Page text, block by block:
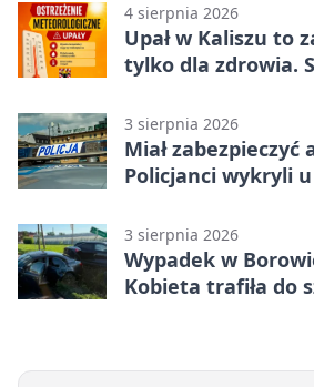
4 sierpnia 2026
Upał w Kaliszu to
tylko dla zdrowia.
3 sierpnia 2026
Miał
Policjanci wykryli
3 sierpnia 2026
Wypadek w
Kobieta trafiła do